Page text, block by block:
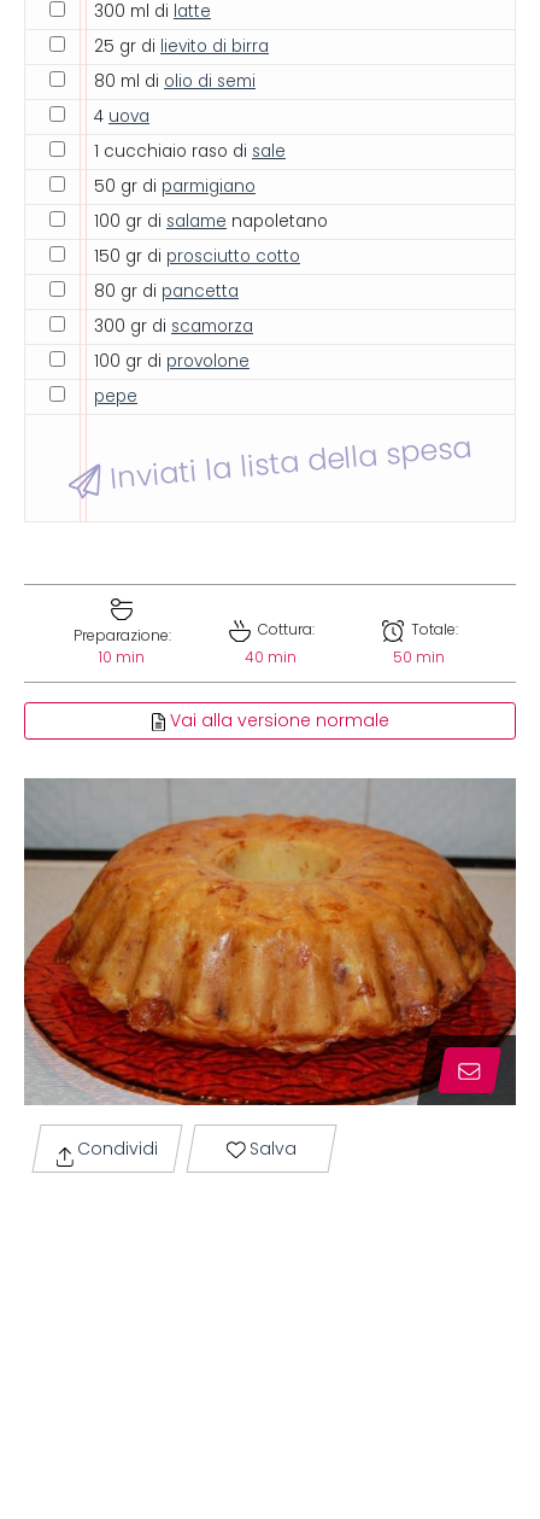
300 ml di latte
25 gr di lievito di birra
80 ml di olio di semi
4 uova
1 cucchiaio raso di sale
50 gr di parmigiano
100 gr di salame napoletano
150 gr di prosciutto cotto
80 gr di pancetta
300 gr di scamorza
100 gr di provolone
pepe
Inviati la lista della spesa
Preparazione:
10 min
Cottura:
40 min
Totale:
50 min
Vai alla versione normale
Condividi Salva